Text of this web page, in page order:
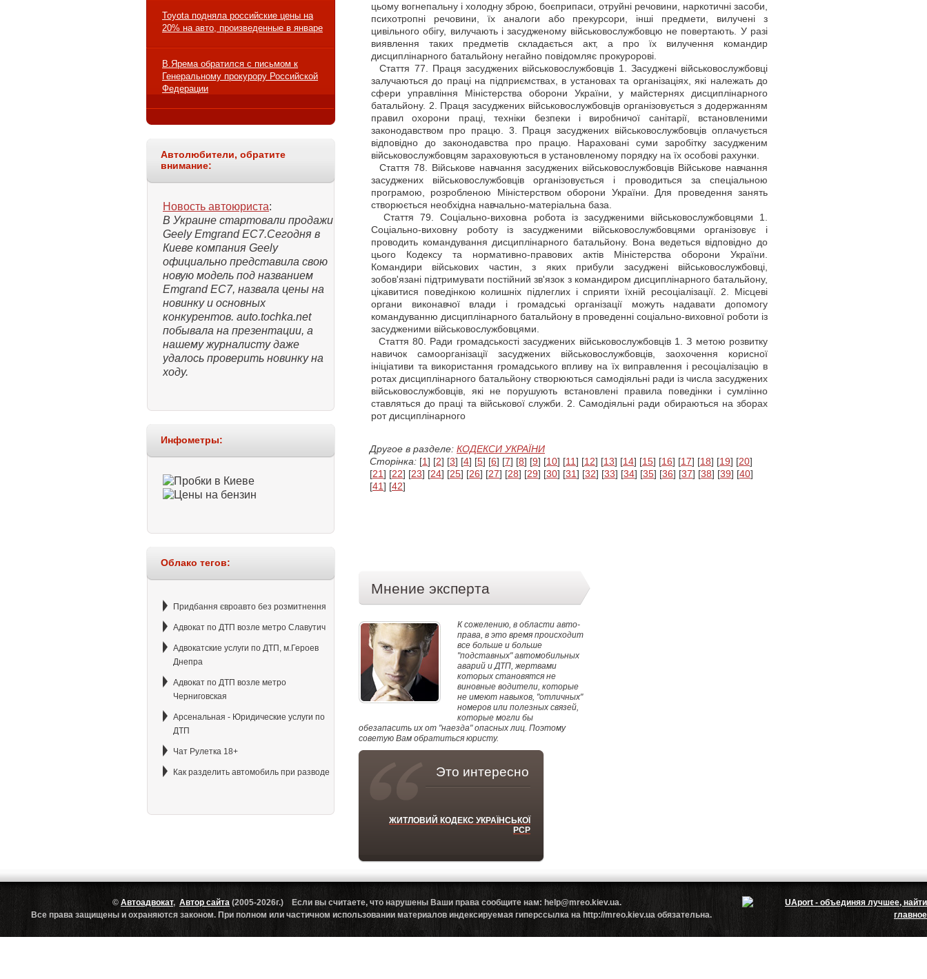
Toyota подняла российские цены на
20% на авто, произведенные в январе
В.Ярема обратился с письмом к
Генеральному прокурору Российской
Федерации
Автолюбители, обратите
внимание:
Новость автоюриста:
В Украине стартовали продажи
Geely Emgrand EC7.Сегодня в
Киеве компания Geely
официально представила свою
новую модель под названием
Emgrand EC7, назвала цены на
новинку и основных
конкурентов. auto.tochka.net
побывала на презентации, а
нашему журналисту даже
удалось проверить новинку на
ходу.
Инфометры:
Облако тегов:
Придбання євроавто без розмитнення
Адвокат по ДТП возле метро Славутич
Адвокатские услуги по ДТП, м.Героев
Днепра
Адвокат по ДТП возле метро
Черниговская
Арсенальная - Юридические услуги по
ДТП
Чат Рулетка 18+
Как разделить автомобиль при разводе
цьому вогнепальну і холодну зброю, боєприпаси, отруйні речовини, наркотичні засоби,
психотропні речовини, їх аналоги або прекурсори, інші предмети, вилучені з
цивільного обігу, вилучають і засудженому військовослужбовцю не повертають. У разі
виявлення таких предметів складається акт, а про їх вилучення командир
дисциплінарного батальйону негайно повідомляє прокуророві.
Стаття 77. Праця засуджених військовослужбовців 1. Засуджені військовослужбовці
залучаються до праці на підприємствах, в установах та організаціях, які належать до
сфери управління Міністерства оборони України, у майстернях дисциплінарного
батальйону. 2. Праця засуджених військовослужбовців організовується з додержанням
правил охорони праці, техніки безпеки і виробничої санітарії, встановленими
законодавством про працю. 3. Праця засуджених військовослужбовців оплачується
відповідно до законодавства про працю. Нараховані суми заробітку засудженим
військовослужбовцям зараховуються в установленому порядку на їх особові рахунки.
Стаття 78. Військове навчання засуджених військовослужбовців Військове навчання
засуджених військовослужбовців організовується і проводиться за спеціальною
програмою, розробленою Міністерством оборони України. Для проведення занять
створюється необхідна навчально-матеріальна база.
Стаття 79. Соціально-виховна робота із засудженими військовослужбовцями 1.
Соціально-виховну роботу із засудженими військовослужбовцями організовує і
проводить командування дисциплінарного батальйону. Вона ведеться відповідно до
цього Кодексу та нормативно-правових актів Міністерства оборони України.
Командири військових частин, з яких прибули засуджені військовослужбовці,
зобов'язані підтримувати постійний зв'язок з командиром дисциплінарного батальйону,
цікавитися поведінкою колишніх підлеглих і сприяти їхній ресоціалізації. 2. Місцеві
органи виконавчої влади і громадські організації можуть надавати допомогу
командуванню дисциплінарного батальйону в проведенні соціально-виховної роботи із
засудженими військовослужбовцями.
Стаття 80. Ради громадськості засуджених військовослужбовців 1. З метою розвитку
навичок самоорганізації засуджених військовослужбовців, заохочення корисної
ініціативи та використання громадського впливу на їх виправлення і ресоціалізацію в
ротах дисциплінарного батальйону створюються самодіяльні ради із числа засуджених
військовослужбовців, які не порушують встановлені правила поведінки і сумлінно
ставляться до праці та військової служби. 2. Самодіяльні ради обираються на зборах
рот дисциплінарного
Другое в разделе: КОДЕКСИ УКРАЇНИ
Сторінка: [1] [2] [3] [4] [5] [6] [7] [8] [9] [10] [11] [12] [13] [14] [15] [16] [17] [18] [19] [20]
[21] [22] [23] [24] [25] [26] [27] [28] [29] [30] [31] [32] [33] [34] [35] [36] [37] [38] [39] [40]
[41] [42]
Мнение эксперта
К сожелению, в области авто-
права, в это время происходит
все больше и больше
"подставных" автомобильных
аварий и ДТП, жертвами
которых становятся не
виновные водители, которые
не имеют навыков, "отличных"
номеров или полезных связей,
которые могли бы
обезапасить их от "наезда" опасных лиц. Поэтому
советую Вам обратиться юристу.
Это интересно
ЖИТЛОВИЙ КОДЕКС УКРАЇНСЬКОЇ
РСР
© Автоадвокат, Автор сайта (2005-2026г.) Если вы считаете, что нарушены Ваши права сообщите нам: help@mreo.kiev.ua.
Все права защищены и охраняются законом. При полном или частичном использовании материалов индексируемая гиперссылка на http://mreo.kiev.ua обязательна.